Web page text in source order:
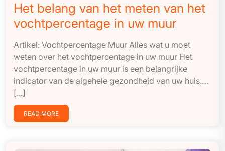
Het belang van het meten van het
vochtpercentage in uw muur
Artikel: Vochtpercentage Muur Alles wat u moet
weten over het vochtpercentage in uw muur Het
vochtpercentage in uw muur is een belangrijke
indicator van de algehele gezondheid van uw huis.…
[...]
READ MORE